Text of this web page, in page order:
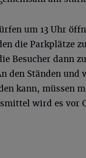
um 13 Uhr
die Parkplätze
Besucher dann
den Ständen und
kann, müssen
wird es vor